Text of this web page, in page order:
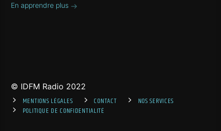
En apprendre plus
© IDFM Radio 2022
MENTIONS LÉGALES CONTACT
NOS SERVICES
POLITIQUE DE CONFIDENTIALITÉ